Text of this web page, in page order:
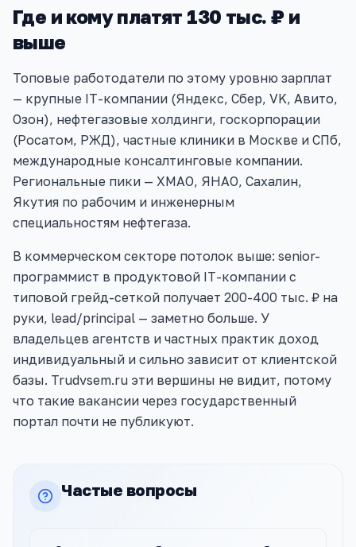
Где и кому платят 130 тыс. ₽ и
выше
Топовые работодатели по этому уровню зарплат
— крупные IT-компании (Яндекс, Сбер, VK, Авито,
Озон), нефтегазовые холдинги, госкорпорации
(Росатом, РЖД), частные клиники в Москве и СПб,
международные консалтинговые компании.
Региональные пики — ХМАО, ЯНАО, Сахалин,
Якутия по рабочим и инженерным
специальностям нефтегаза.
В коммерческом секторе потолок выше: senior-
программист в продуктовой IT-компании с
типовой грейд-сеткой получает 200-400 тыс. ₽ на
руки, lead/principal — заметно больше. У
владельцев агентств и частных практик доход
индивидуальный и сильно зависит от клиентской
базы. Trudvsem.ru эти вершины не видит, потому
что такие вакансии через государственный
портал почти не публикуют.
Частые вопросы